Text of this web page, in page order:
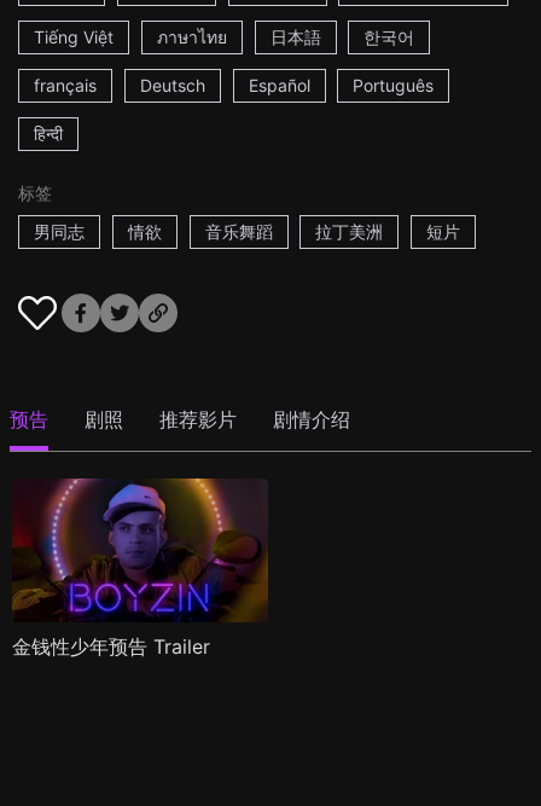
Tiếng Việt ภาษาไทย 日本語 한국어
français Deutsch Español Português
हिन्दी
标签
男同志
情欲 音乐舞蹈 拉丁美洲 短片
预告 剧照 推荐影片 剧情介绍
金钱性少年预告 Trailer